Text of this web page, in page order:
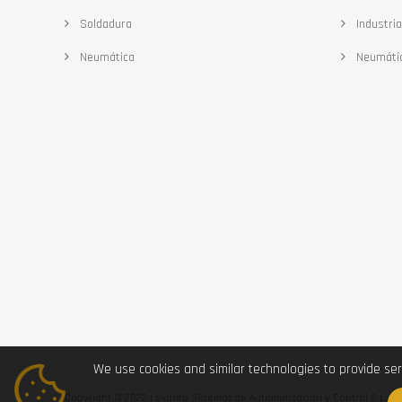
Soldadura
Neumática
Copyright © 2022 Levante Sistemas de Automatización y Control S.L.
We use cookies and similar technologies to provide